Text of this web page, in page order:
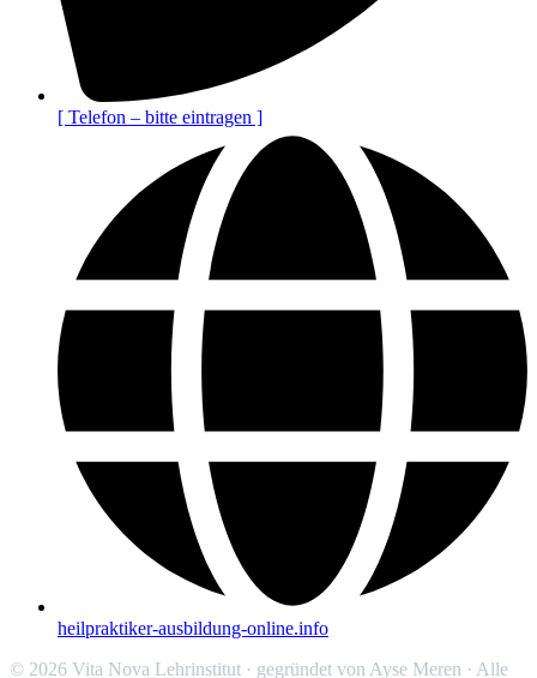
[ Telefon – bitte eintragen ]
heilpraktiker-ausbildung-online.info
© 2026 Vita Nova Lehrinstitut · gegründet von Ayse Meren · Alle